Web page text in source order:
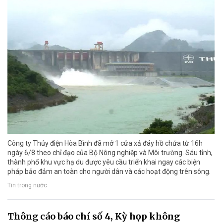
Công ty Thủy điện Hòa Bình đã mở 1 cửa xả đáy hồ chứa từ 16h
ngày 6/8 theo chỉ đạo của Bộ Nông nghiệp và Môi trường. Sáu tỉnh,
thành phố khu vực hạ du được yêu cầu triển khai ngay các biện
pháp bảo đảm an toàn cho người dân và các hoạt động trên sông.
Tin trong nước
Thông cáo báo chí số 4, Kỳ họp không